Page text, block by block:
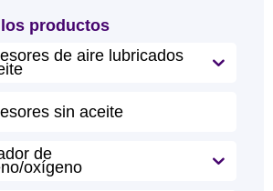
productos
de aire lubricados
sin aceite
de
oxígeno